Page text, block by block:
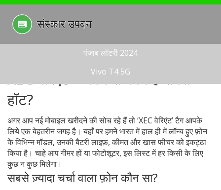
पंजाब लॉटरी 2024
Vivo T4 5G
XEC वेरिएंट – कौन से फोन हैं सबसे
हॉट?
अगर आप नई मोबाइल खरीदने की सोच रहे हैं तो ‘XEC वेरिएंट’ टैग आपके
लिये एक बेहतरीन जगह है। यहाँ पर हमने भारत में हाल ही में लॉन्च हुए फ़ोन
के विभिन्न मॉडल, उनकी बैटरी लाइफ़, कीमत और खास फीचर को इकट्ठा
किया है। चाहे आप गीमर हों या फोटोशूटर, इस लिस्ट में हर किसी के लिए
कुछ न कुछ मिलेगा।
सबसे ज़्यादा चर्चा वाला फ़ोन कौन सा?